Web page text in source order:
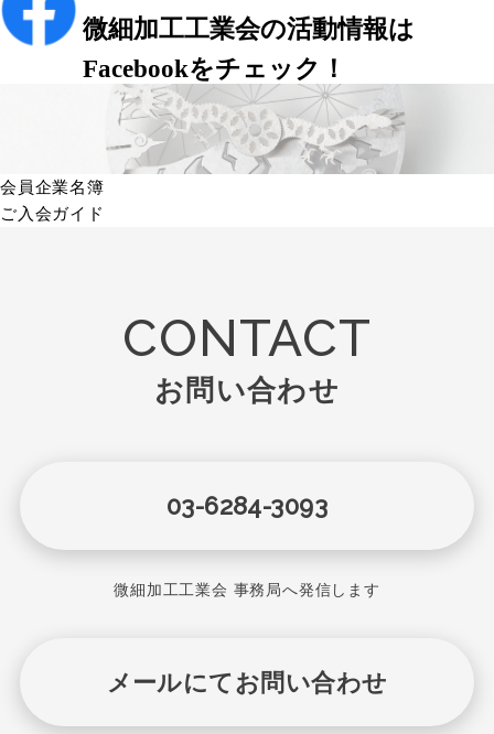
会員企業名簿
ご入会ガイド
CONTACT
お問い合わせ
03-6284-3093
微細加工工業会 事務局へ発信します
メールにてお問い合わせ